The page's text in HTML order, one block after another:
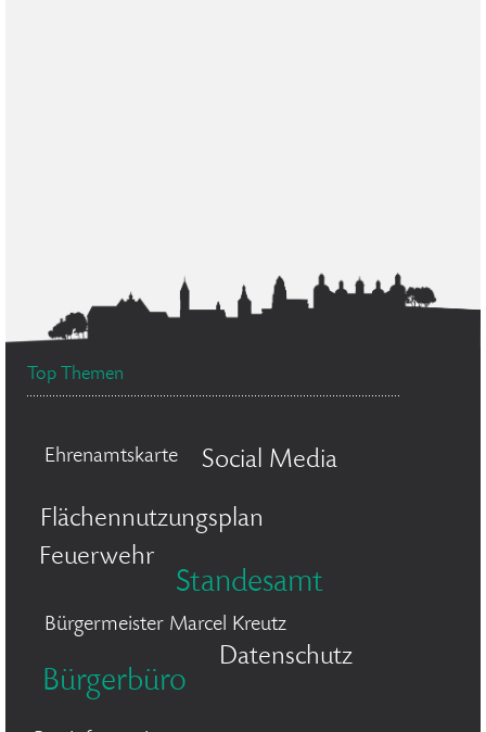
Top Themen
Ehrenamtskarte Social Media
Flächennutzungsplan
Feuerwehr
Standesamt
Bürgermeister Marcel Kreutz
Bürgerbüro
Datenschutz